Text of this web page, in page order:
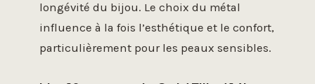
longévité du bijou. Le choix du métal
influence à la fois l’esthétique et le confort,
particulièrement pour les peaux sensibles.